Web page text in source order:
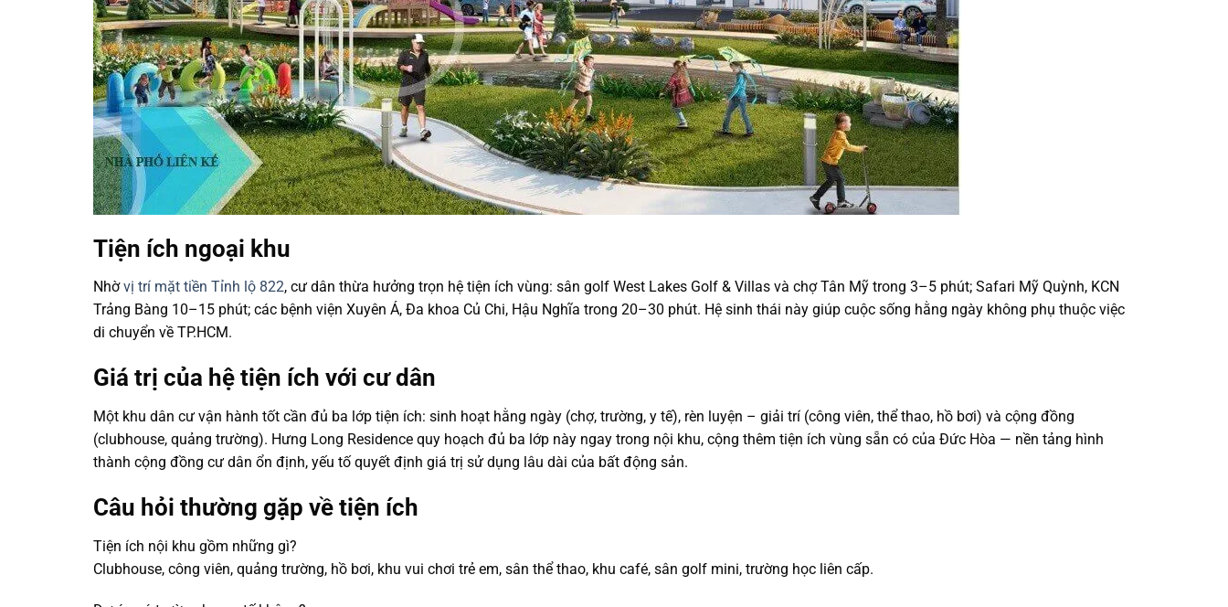
Tiện ích ngoại khu
Nhờvị trí mặt tiền Tỉnh lộ 822, cư dân thừa hưởng trọn hệ tiện ích vùng: sân golf West Lakes Golf & Villas và chợ Tân Mỹ trong 3–5 phút; Safari Mỹ Quỳnh, KCN
Trảng Bàng 10–15 phút; các bệnh viện Xuyên Á, Đa khoa Củ Chi, Hậu Nghĩa trong 20–30 phút. Hệ sinh thái này giúp cuộc sống hằng ngày không phụ thuộc việc
di chuyển về TP.HCM.
Giá trị của hệ tiện ích với cư dân
Một khu dân cư vận hành tốt cần đủ ba lớp tiện ích: sinh hoạt hằng ngày (chợ, trường, y tế), rèn luyện – giải trí (công viên, thể thao, hồ bơi) và cộng đồng
(clubhouse, quảng trường). Hưng Long Residence quy hoạch đủ ba lớp này ngay trong nội khu, cộng thêm tiện ích vùng sẵn có của Đức Hòa — nền tảng hình
thành cộng đồng cư dân ổn định, yếu tố quyết định giá trị sử dụng lâu dài của bất động sản.
Câu hỏi thường gặp về tiện ích
Tiện ích nội khu gồm những gì?
Clubhouse, công viên, quảng trường, hồ bơi, khu vui chơi trẻ em, sân thể thao, khu café, sân golf mini, trường học liên cấp.